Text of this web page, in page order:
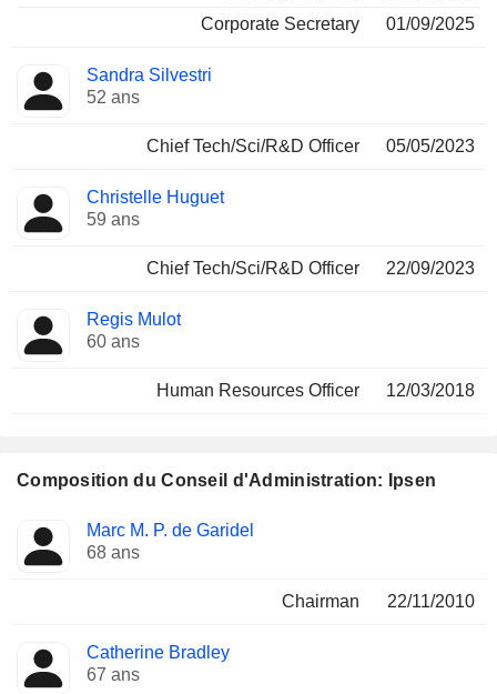
Corporate Secretary
01/09/2025
Sandra Silvestri
52 ans
Chief Tech/Sci/R&D Officer 05/05/2023
Christelle Huguet
59 ans
Chief Tech/Sci/R&D Officer 22/09/2023
Regis Mulot
60 ans
Human Resources Officer 12/03/2018
Composition du Conseil d'Administration: Ipsen
Administrateur Comités
Marc M. P. de Garidel
68 ans
Chairman 22/11/2010
Catherine Bradley
67 ans